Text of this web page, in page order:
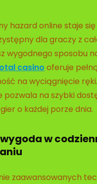
hazard online staje
dla graczy z
wygodnego sposobu
casino oferuje
na wyciągnięcie
pozwala na szybki
o każdej porze dnia.
w
zaawansowanych